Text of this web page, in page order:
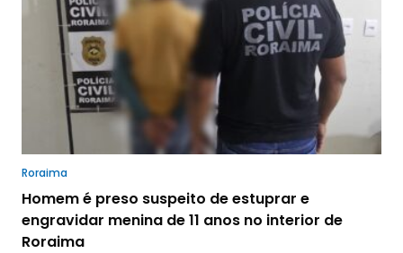
Roraima
Homem é preso suspeito de estuprar e
engravidar menina de 11 anos no interior de
Roraima